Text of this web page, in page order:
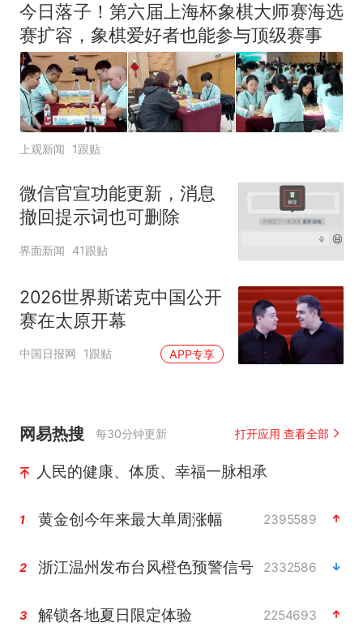
今日落子！第六届上海杯象棋大师赛海选
赛扩容，象棋爱好者也能参与顶级赛事
上观新闻 1跟贴
微信官宣功能更新，消息
撤回提示词也可删除
界面新闻 41跟贴
2026世界斯诺克中国公开
赛在太原开幕
中国日报网 1跟贴 APP专享
网易热搜 每30分钟更新 打开应用 查看全部
人民的健康、体质、幸福一脉相承
1 黄金创今年来最大单周涨幅 2395589
2 浙江温州发布台风橙色预警信号 2332586
3 解锁各地夏日限定体验 2254693